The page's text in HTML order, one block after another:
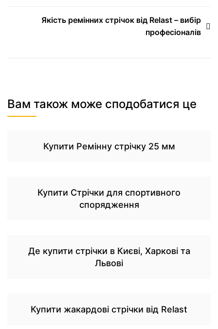
Якість ремінних стрічок від Relast – вибір
професіоналів
Вам також може сподобатися це
Купити Ремінну стрічку 25 мм
Купити Стрічки для спортивного
спорядження
Де купити стрічки в Києві, Харкові та
Львові
Купити жакардові стрічки від Relast